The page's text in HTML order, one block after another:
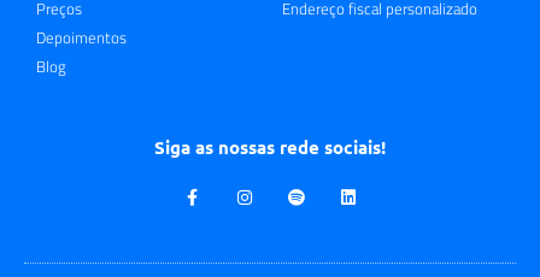
Preços
Depoimentos
Blog
Endereço fiscal personalizado
Siga as nossas rede sociais!